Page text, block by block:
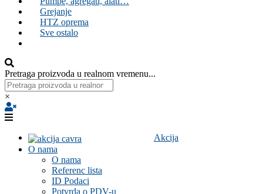
Grejanje
HTZ oprema
Sve ostalo
Pretraga proizvoda u realnom vremenu...
×
Akcija
O nama
O nama
Referenc lista
ID Podaci
Potvrda o PDV-u